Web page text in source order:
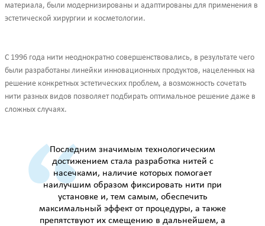
материала, были модернизированы и адаптированы для применения в
эстетической хирургии и косметологии.
С 1996 года нити неоднократно совершенствовались, в результате чего
были разработаны линейки инновационных продуктов, нацеленных на
решение конкретных эстетических проблем, а возможность сочетать
нити разных видов позволяет подбирать оптимальное решение даже в
сложных случаях.
Последним значимым технологическим
достижением стала разработка нитей с
насечками, наличие которых помогает
наилучшим образом фиксировать нити при
установке и, тем самым, обеспечить
максимальный эффект от процедуры, а также
препятствуют их смещению в дальнейшем, а